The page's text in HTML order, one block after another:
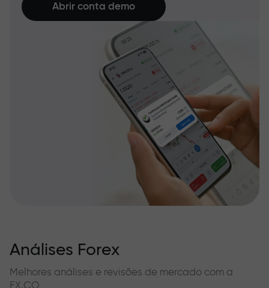
Abrir conta demo
Análises Forex
Melhores análises e revisões de mercado com a
FX.CO